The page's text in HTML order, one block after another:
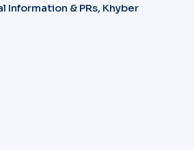
& PRs, Khyber